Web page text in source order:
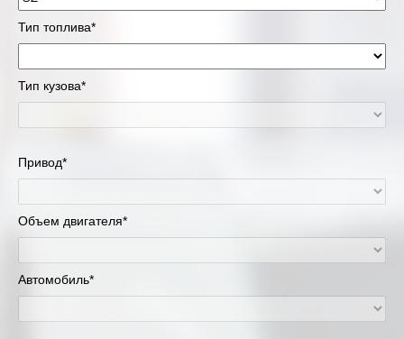
Тип топлива*
Тип кузова*
Привод*
Объем двигателя*
Автомобиль*